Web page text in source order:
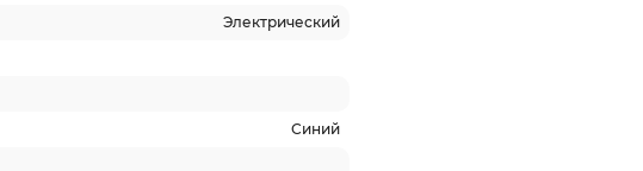
Электрический
Синий